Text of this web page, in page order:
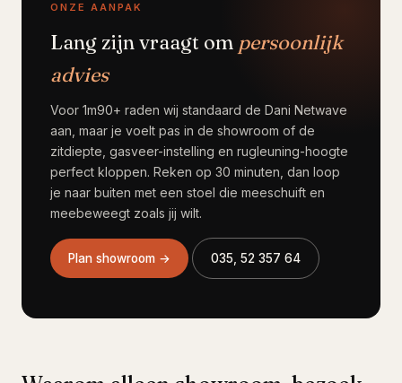
ONZE AANPAK
Lang zijn vraagt om persoonlijk
advies
Voor 1m90+ raden wij standaard de Dani Netwave
aan, maar je voelt pas in de showroom of de
zitdiepte, gasveer-instelling en rugleuning-hoogte
perfect kloppen. Reken op 30 minuten, dan loop
je naar buiten met een stoel die meeschuift en
meebeweegt zoals jij wilt.
Plan showroom → 035, 52 357 64